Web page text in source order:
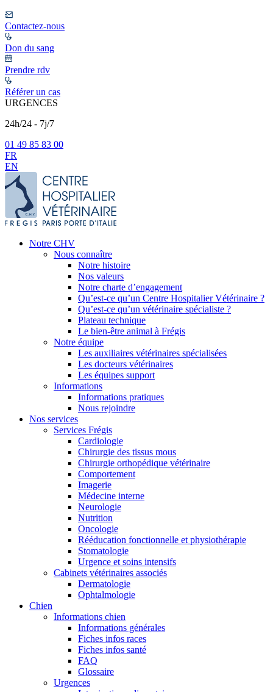
Contactez-nous
Don du sang
Prendre rdv
Référer un cas
URGENCES
24h/24 - 7j/7
01 49 85 83 00
FR
EN
Notre CHV
Nous connaître
Notre histoire
Nos valeurs
Notre charte d’engagement
Qu’est-ce qu’un Centre Hospitalier Vétérinaire ?
Qu’est-ce qu’un vétérinaire spécialiste ?
Plateau technique
Le bien-être animal à Frégis
Notre équipe
Les auxiliaires vétérinaires spécialisées
Les docteurs vétérinaires
Les équipes support
Informations
Informations pratiques
Nous rejoindre
Nos services
Services Frégis
Cardiologie
Chirurgie des tissus mous
Chirurgie orthopédique vétérinaire
Comportement
Imagerie
Médecine interne
Neurologie
Nutrition
Oncologie
Rééducation fonctionnelle et physiothérapie
Stomatologie
Urgence et soins intensifs
Cabinets vétérinaires associés
Dermatologie
Ophtalmologie
Chien
Informations chien
Informations générales
Fiches infos races
Fiches infos santé
FAQ
Glossaire
Urgences